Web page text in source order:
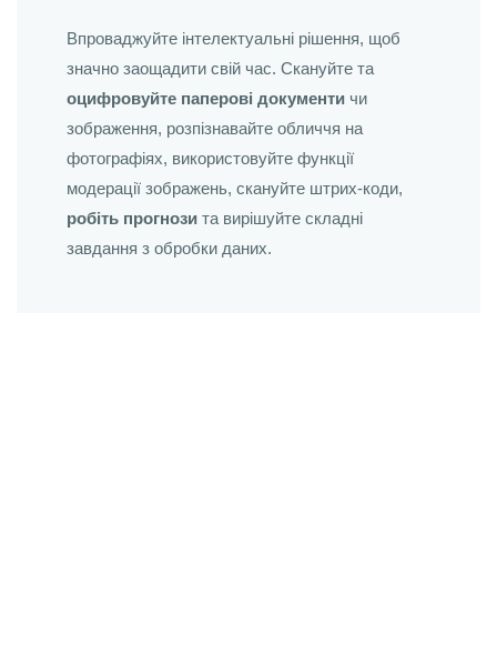
Впроваджуйте інтелектуальні рішення, щоб
значно заощадити свій час. Скануйте та
оцифровуйте паперові документи чи
зображення, розпізнавайте обличчя на
фотографіях, використовуйте функції
модерації зображень, скануйте штрих-коди,
робіть прогнози та вирішуйте складні
завдання з обробки даних.